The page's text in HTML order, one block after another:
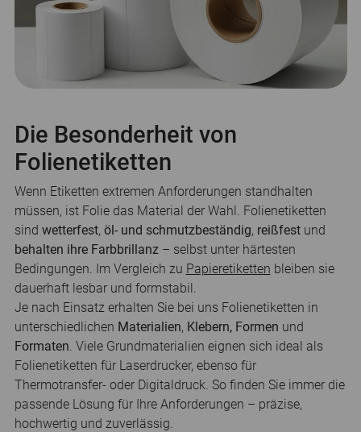
Die Besonderheit von
Folienetiketten
Wenn Etiketten extremen Anforderungen standhalten
müssen, ist Folie das Material der Wahl. Folienetiketten
sind wetterfest, öl- und schmutzbeständig, reißfest und
behalten ihre Farbbrillanz– selbst unter härtesten
Bedingungen. Im Vergleich zu Papieretiketten bleiben sie
dauerhaft lesbar und formstabil.
Je nach Einsatz erhalten Sie bei uns Folienetiketten in
unterschiedlichen Materialien, Klebern, Formen und
Formaten. Viele Grundmaterialien eignen sich ideal als
Folienetiketten für Laserdrucker, ebenso für
Thermotransfer- oder Digitaldruck. So finden Sie immer die
passende Lösung für Ihre Anforderungen – präzise,
hochwertig und zuverlässig.